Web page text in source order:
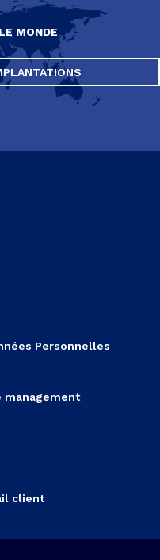
MONDE
Personnelles
management
client